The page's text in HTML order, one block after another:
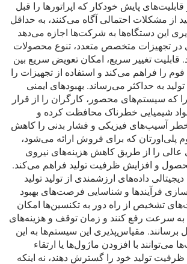
پایش خودکار که اپراتورها را قبل
از مشکلات احتمالی آگاه می‌کنند، به حداقل
این دستگاه‌ها به شرکت‌ها اجازه می‌دهد
در تجهیزات متخصص متعدد، تنوع محصولات
قابلیت تغییر سریع، امکان تعویض سریع بین
را فراهم می‌کند و استفاده از تجهیزات را
به حداکثر می‌رساند. بهبودهای ایمنی
که سیستم‌های محصور، کارگران را از قرار
شیمیایی خطرناک محافظت کرده و
خطر آسیب‌های فیزیکی و فشار بدنی را کاهش
پلی‌اورتان که برای فروش ارائه می‌شود،
عالی را از طریق کاهش هزینه‌های نیروی
و افزایش ظرفیت تولید فراهم می‌کند.
داده‌های ارزشمندی از تولید تولید
فرآیندها و شناسایی فرصت‌های بهبود
تشخیص از راه دور به تکنسین‌ها امکان
سرعت رفع کنند و زمان توقف و هزینه‌های
برسانند. مقیاس‌پذیری این سیستم‌ها به این
با افزودن ماژول‌ها یا ارتقاء
تولید خود را گسترش دهند، نه اینکه